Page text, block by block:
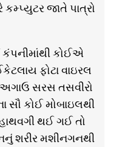
જાતે પાત્રો
કોઈએ
ફોટા વાઇરલ
સરસ તસવીરો
સૌ કોઈ મોબાઇલથી
થઈ ગઈ તો
શરીર મશીનગનથી